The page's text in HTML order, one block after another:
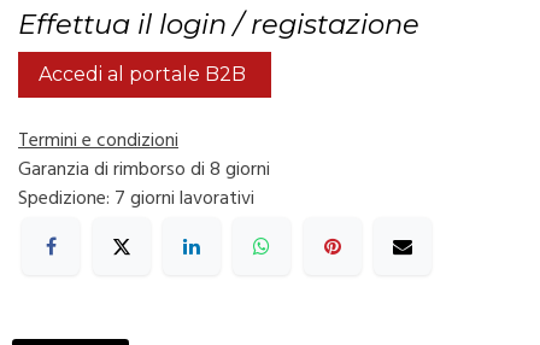
Effettua il login / registazione
Accedi al portale B2B
Termini e condizioni
Garanzia di rimborso di 8 giorni
Spedizione: 7 giorni lavorativi